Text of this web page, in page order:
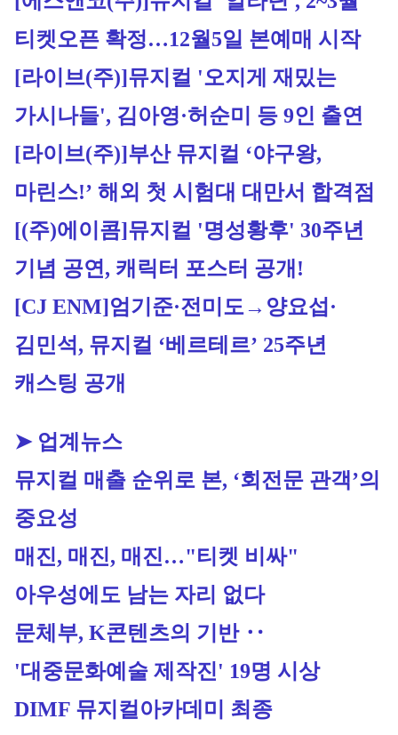
티켓오픈 확정…12월5일 본예매 시작
[라이브(주)]뮤지컬 '오지게 재밌는
가시나들', 김아영·허순미 등 9인 출연
[라이브(주)]부산 뮤지컬 ‘야구왕,
마린스!’ 해외 첫 시험대 대만서 합격점
[(주)에이콤]뮤지컬 '명성황후' 30주년
기념 공연, 캐릭터 포스터 공개!
[CJ ENM]엄기준·전미도→양요섭·
김민석, 뮤지컬 ‘베르테르’ 25주년
캐스팅 공개
➤ 업계뉴스
뮤지컬 매출 순위로 본, ‘회전문 관객’의
중요성
매진, 매진, 매진…"티켓 비싸"
아우성에도 남는 자리 없다
문체부, K콘텐츠의 기반 ‥
'대중문화예술 제작진' 19명 시상
DIMF 뮤지컬아카데미 최종